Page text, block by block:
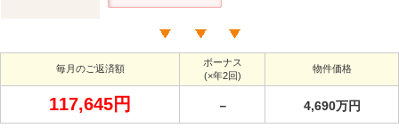
毎月のご返済額
ボーナス
(×年2回)
物件価格
117,645円 － 4,690万円